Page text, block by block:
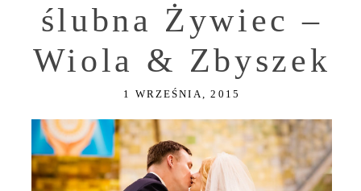
ślubna Żywiec –
Wiola & Zbyszek
1 WRZEŚNIA, 2015